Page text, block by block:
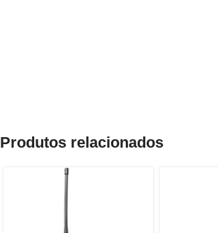
Produtos relacionados